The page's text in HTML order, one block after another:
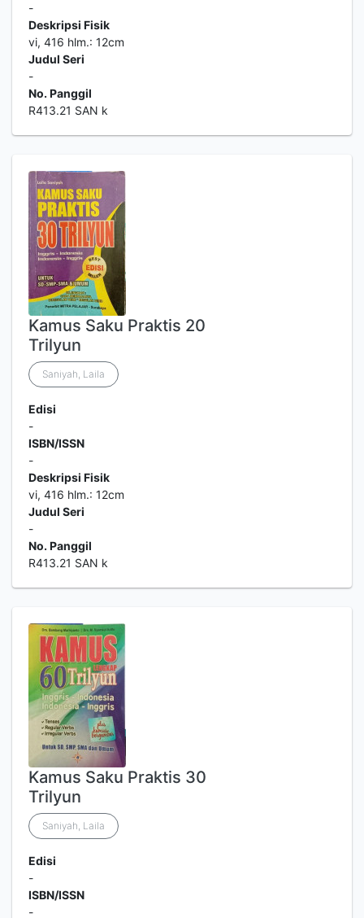
-
Deskripsi Fisik
vi, 416 hlm.: 12cm
Judul Seri
-
No. Panggil
R413.21 SAN k
Kamus Saku Praktis 20
Trilyun
Saniyah, Laila
Edisi
-
ISBN/ISSN
-
Deskripsi Fisik
vi, 416 hlm.: 12cm
Judul Seri
-
No. Panggil
R413.21 SAN k
Kamus Saku Praktis 30
Trilyun
Saniyah, Laila
Edisi
-
ISBN/ISSN
-